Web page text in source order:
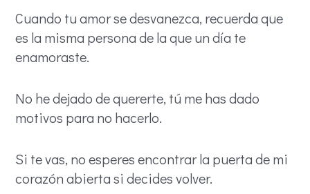
Cuando tu amor se desvanezca, recuerda que
es la misma persona de la que un día te
enamoraste.
No he dejado de quererte, tú me has dado
motivos para no hacerlo.
Si te vas, no esperes encontrar la puerta de mi
corazón abierta si decides volver.